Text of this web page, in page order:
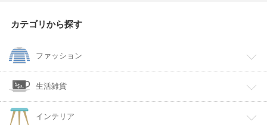
カテゴリから探す
ファッション
生活雑貨
インテリア